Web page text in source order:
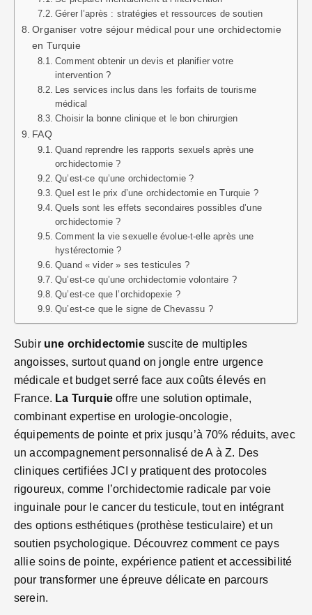
Gérer l’après : stratégies et ressources de soutien
Organiser votre séjour médical pour une orchidectomie
en Turquie
Comment obtenir un devis et planifier votre
intervention ?
Les services inclus dans les forfaits de tourisme
médical
Choisir la bonne clinique et le bon chirurgien
FAQ
Quand reprendre les rapports sexuels après une
orchidectomie ?
Qu’est-ce qu’une orchidectomie ?
Quel est le prix d’une orchidectomie en Turquie ?
Quels sont les effets secondaires possibles d’une
orchidectomie ?
Comment la vie sexuelle évolue-t-elle après une
hystérectomie ?
Quand « vider » ses testicules ?
Qu’est-ce qu’une orchidectomie volontaire ?
Qu’est-ce que l’orchidopexie ?
Qu’est-ce que le signe de Chevassu ?
Subir une orchidectomiesuscite de multiples
angoisses, surtout quand on jongle entre urgence
médicale et budget serré face aux coûts élevés en
France. La Turquieoffre une solution optimale,
combinant expertise en urologie-oncologie,
équipements de pointe et prix jusqu’à 70% réduits, avec
un accompagnement personnalisé de A à Z. Des
cliniques certifiées JCI y pratiquent des protocoles
rigoureux, comme l’orchidectomie radicale par voie
inguinale pour le cancer du testicule, tout en intégrant
des options esthétiques (prothèse testiculaire) et un
soutien psychologique. Découvrez comment ce pays
allie soins de pointe, expérience patient et accessibilité
pour transformer une épreuve délicate en parcours
serein.